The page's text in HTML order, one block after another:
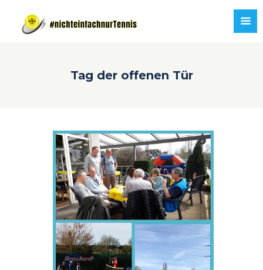
Tag der offenen Tür